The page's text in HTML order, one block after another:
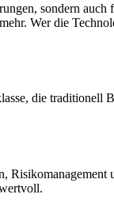
sondern auch
Wer die
die traditionell
Risikomanagement